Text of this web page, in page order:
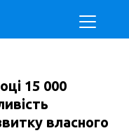
15 000
власного